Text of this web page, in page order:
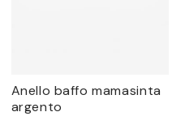
Anello baffo mamasinta
argento